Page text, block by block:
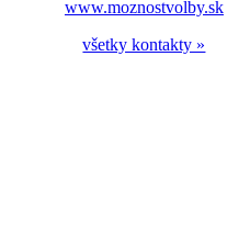
www.moznostvolby.sk
všetky kontakty »